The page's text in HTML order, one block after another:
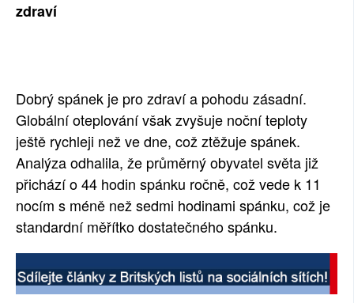
RUBRIKY
zdraví
Dobrý spánek je pro zdraví a pohodu zásadní.
Globální oteplování však zvyšuje noční teploty
ještě rychleji než ve dne, což ztěžuje spánek.
Analýza odhalila, že průměrný obyvatel světa již
přichází o 44 hodin spánku ročně, což vede k 11
nocím s méně než sedmi hodinami spánku, což je
standardní měřítko dostatečného spánku.